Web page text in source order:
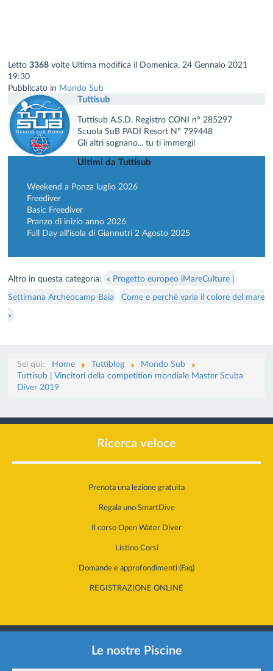
Letto3368 volte Ultima modifica il Domenica, 24 Gennaio 2021
19:30
Pubblicato in Mondo Sub
Tuttisub
Tuttisub A.S.D. Registro CONI n° 285297
Scuola SuB PADI Resort N° 799448
Gli altri sognano... tu ti immergi!
Ultimi da Tuttisub
Weekend a Ponza luglio 2026
Freediver
Basic Freediver
Pranzo di inizio anno 2026
Full Day all'isola di Giannutri 2 Agosto 2025
Altro in questa categoria: « Progetto europeo iMareCulture |
Settimana Archeocamp Baia
Come e perchè varia il colore del mare
»
Sei qui: Home Tuttiblog
Mondo Sub
Tuttisub | Vincitori della competition mondiale Master Scuba
Diver 2019
Ricerca veloce
Prenota una lezione gratuita
Regala uno SmartDive
Il corso Open Water Diver
Listino Corsi
Domande e approfondimenti (Faq)
REGISTRAZIONE ONLINE
Le nostre Piscine